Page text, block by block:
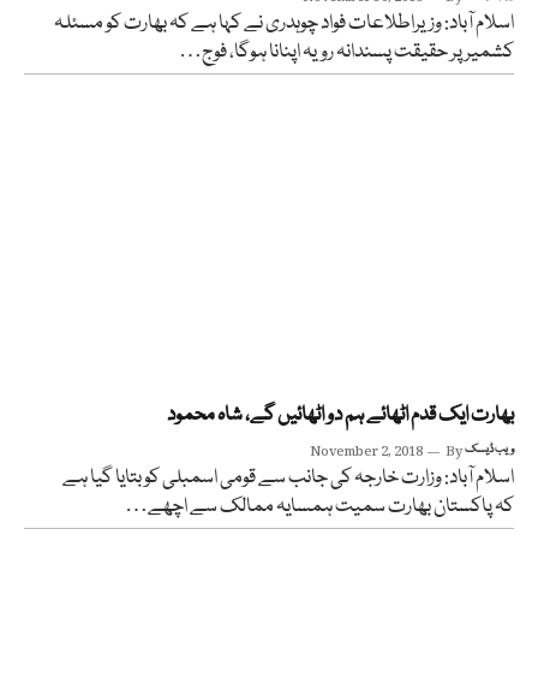
اسلام آباد: وزیراطلاعات فواد چوہدری نے کہا ہے کہ بھارت کو مسئلہ
کشمیر پر حقیقت پسندانہ رویہ اپنانا ہوگا، فوج…
بھارت ایک قدم اٹھائے ہم دو اٹھائیں گے، شاہ محمود
November 2, 2018 Byویب ڈیسک
اسلام آباد: وزارت خارجہ کی جانب سے قومی اسمبلی کو بتایا گیا ہے
کہ پاکستان بھارت سمیت ہمسایہ ممالک سے اچھے…